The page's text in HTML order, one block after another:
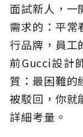
面試新人，一
需求的：平常
行品牌，員工
前Gucci設計
質：最困難的
被駁回，你就
詳細考量。